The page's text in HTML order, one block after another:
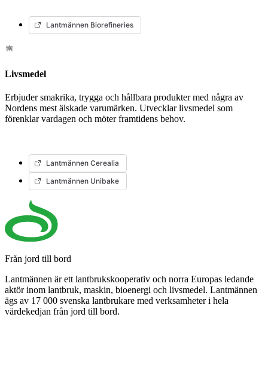
Lantmännen Biorefineries
Livsmedel
Erbjuder smakrika, trygga och hållbara produkter med några av
Nordens mest älskade varumärken. Utvecklar livsmedel som
förenklar vardagen och möter framtidens behov.
Lantmännen Cerealia
Lantmännen Unibake
Från jord till bord
Lantmännen är ett lantbrukskooperativ och norra Europas ledande
aktör inom lantbruk, maskin, bioenergi och livsmedel. Lantmännen
ägs av 17 000 svenska lantbrukare med verksamheter i hela
värdekedjan från jord till bord.